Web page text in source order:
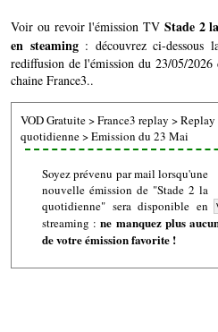
Voir ou revoir l'émission TV Stade 2
en steaming: découvrez ci-dessous
rediffusion de l'émission du 23/05/2026
chaine France3..
VOD Gratuite>France3 replay >Replay
quotidienne>Emission du 23 Mai
Soyez prévenu par mail lorsqu'une
nouvelle émission de "Stade 2 la
quotidienne" sera disponible en
streaming :ne manquez plus
de votre émission favorite !